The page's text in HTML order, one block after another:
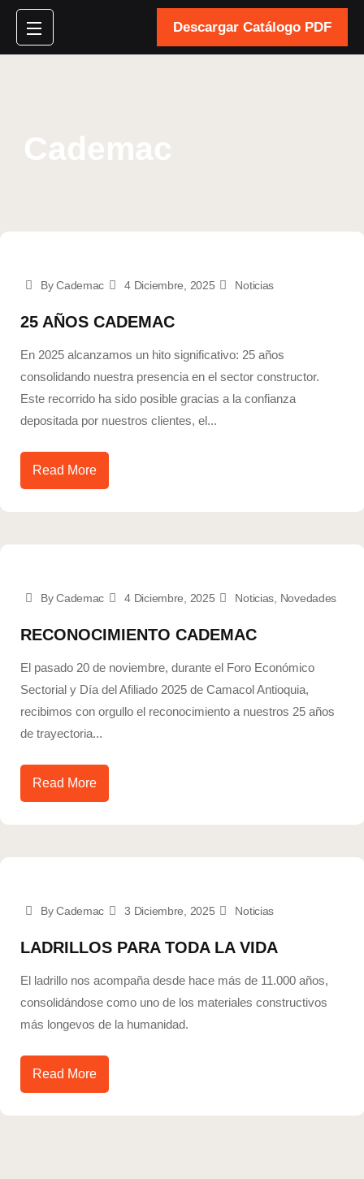
Descargar Catálogo PDF
Cademac
By Cademac 4 Diciembre, 2025 Noticias
25 AÑOS CADEMAC
En 2025 alcanzamos un hito significativo: 25 años
consolidando nuestra presencia en el sector constructor.
Este recorrido ha sido posible gracias a la confianza
depositada por nuestros clientes, el...
Read More
By Cademac 4 Diciembre, 2025 Noticias Novedades
RECONOCIMIENTO CADEMAC
El pasado 20 de noviembre, durante el Foro Económico
Sectorial y Día del Afiliado 2025 de Camacol Antioquia,
recibimos con orgullo el reconocimiento a nuestros 25 años
de trayectoria...
Read More
By Cademac 3 Diciembre, 2025 Noticias
LADRILLOS PARA TODA LA VIDA
El ladrillo nos acompaña desde hace más de 11.000 años,
consolidándose como uno de los materiales constructivos
más longevos de la humanidad.
Read More